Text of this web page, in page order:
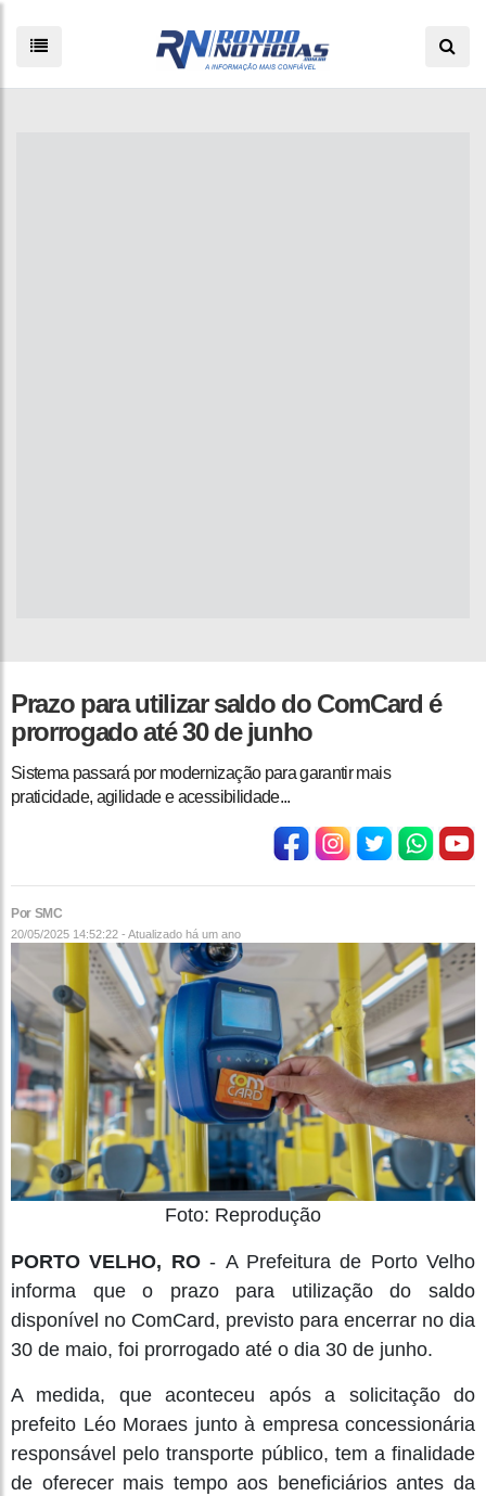
Prazo para utilizar saldo do ComCard é
prorrogado até 30 de junho
Sistema passará por modernização para garantir mais
praticidade, agilidade e acessibilidade...
Por SMC
20/05/2025 14:52:22 - Atualizado há um ano
Foto: Reprodução
PORTO VELHO, RO- A Prefeitura de Porto Velho
informa que o prazo para utilização do saldo
disponível no ComCard, previsto para encerrar no dia
30 de maio, foi prorrogado até o dia 30 de junho.
A medida, que aconteceu após a solicitação do
prefeito Léo Moraes junto à empresa concessionária
responsável pelo transporte público, tem a finalidade
de oferecer mais tempo aos beneficiários antes da